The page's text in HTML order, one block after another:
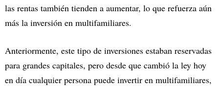
las rentas también tienden a aumentar, lo que refuerza aún
más la inversión en multifamiliares.
Anteriormente, este tipo de inversiones estaban reservadas
para grandes capitales, pero desde que cambió la ley hoy
en día cualquier persona puede invertir en multifamiliares,